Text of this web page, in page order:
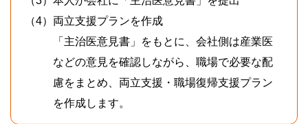
（4） 両立支援プランを作成
「主治医意見書」をもとに、会社側は産業医
などの意見を確認しながら、職場で必要な配
慮をまとめ、両立支援・職場復帰支援プラン
を作成します。